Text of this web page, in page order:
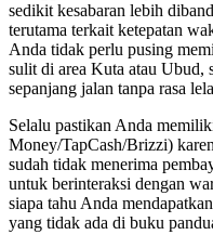
sedikit kesabaran lebih
terutama terkait ketepatan
Anda tidak perlu pusing
sulit di area Kuta atau Ubud,
sepanjang jalan tanpa rasa
Selalu pastikan Anda
Money/TapCash/Brizzi)
sudah tidak menerima
untuk berinteraksi dengan
siapa tahu Anda
yang tidak ada di buku